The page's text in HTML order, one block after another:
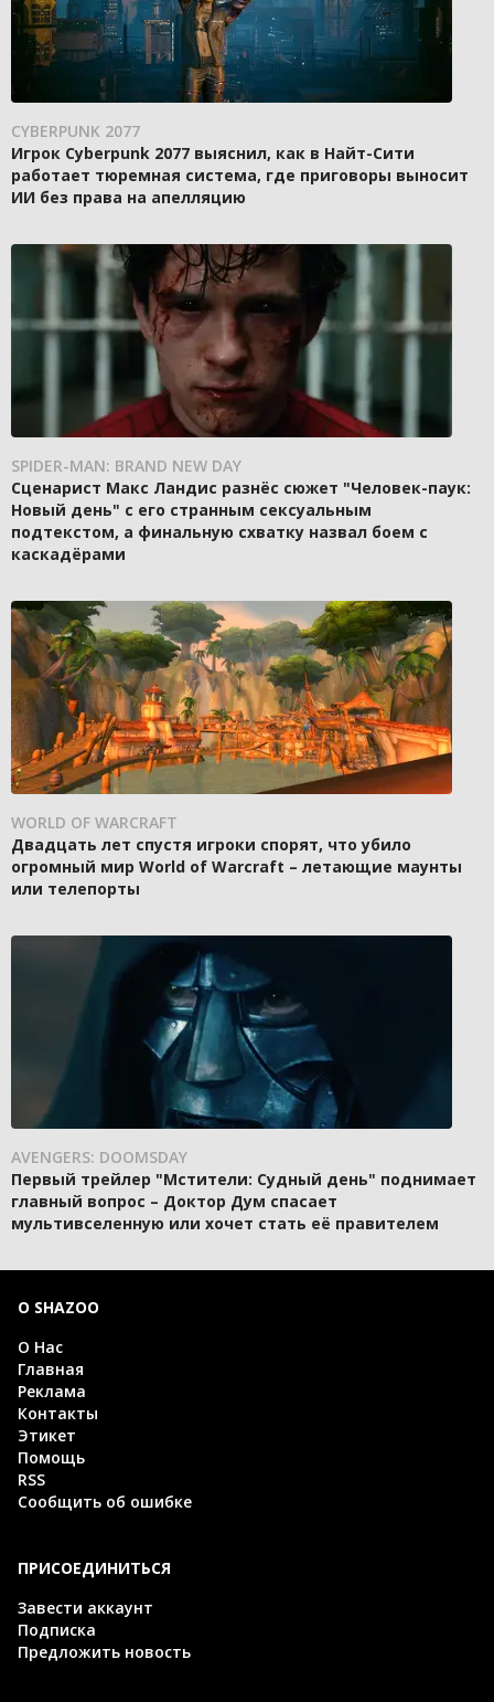
CYBERPUNK 2077
Игрок Cyberpunk 2077 выяснил, как в Найт-Сити
работает тюремная система, где приговоры выносит
ИИ без права на апелляцию
SPIDER-MAN: BRAND NEW DAY
Сценарист Макс Ландис разнёс сюжет "Человек-паук:
Новый день" с его странным сексуальным
подтекстом, а финальную схватку назвал боем с
каскадёрами
WORLD OF WARCRAFT
Двадцать лет спустя игроки спорят, что убило
огромный мир World of Warcraft – летающие маунты
или телепорты
AVENGERS: DOOMSDAY
Первый трейлер "Мстители: Судный день" поднимает
главный вопрос – Доктор Дум спасает
мультивселенную или хочет стать её правителем
О SHAZOO
О Нас
Главная
Реклама
Контакты
Этикет
Помощь
RSS
Сообщить об ошибке
ПРИСОЕДИНИТЬСЯ
Завести аккаунт
Подписка
Предложить новость